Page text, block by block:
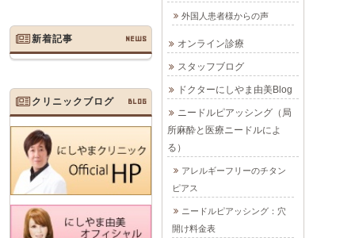
外国人患者様からの声
オンライン診療
スタッフブログ
ドクターにしやま由美Blog
ニードルピアッシング（局
所麻酔と医療ニードルによ
る）
アレルギーフリーのチタン
ピアス
ニードルピアッシング：穴
開け料金表
新着記事 NEWS
クリニックブログ BLOG